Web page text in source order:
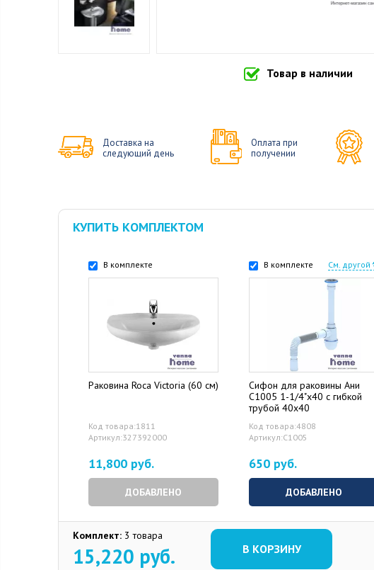
Товар в наличии
Доставка на
следующий день
Оплата при
получении
КУПИТЬ КОМПЛЕКТОМ
В комплекте
Раковина Roca Victoria (60 см)
Код товара:1811
Артикул:327392000
11,800 руб.
ДОБАВЛЕНО
В комплекте См. другой
Сифон для раковины Ани
С1005 1-1/4"x40 с гибкой
трубой 40x40
Код товара:4808
Артикул:С1005
650 руб.
ДОБАВЛЕНО
Комплект: 3 товара
15,220 руб. В КОРЗИНУ